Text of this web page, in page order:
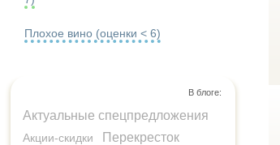
Плохое вино (оценки < 6)
В блоге:
Актуальные спецпредложения
Акции-скидки
Перекресток